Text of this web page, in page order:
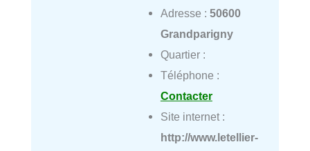
Adresse : 50600
Grandparigny
Quartier :
Téléphone :
Contacter
Site internet :
http://www.letellier-